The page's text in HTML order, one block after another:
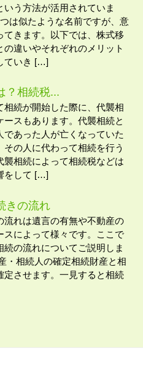
いう方法が活用されていま
は似たような名前ですが、意
てきます。以下では、株式移
の違いやそれぞれのメリット
ていき […]
？相続税...
相続が開始した際に、代襲相
ースもあります。代襲相続と
であった人が亡くなっていた
その人に代わって相続を行う
襲相続によって相続税などは
をして […]
きの流れ
流れは遺言の有無や不動産の
スによって様々です。ここで
続の流れについてご説明しま
・相続人の確定相続財産と相
定させます。一見すると相続